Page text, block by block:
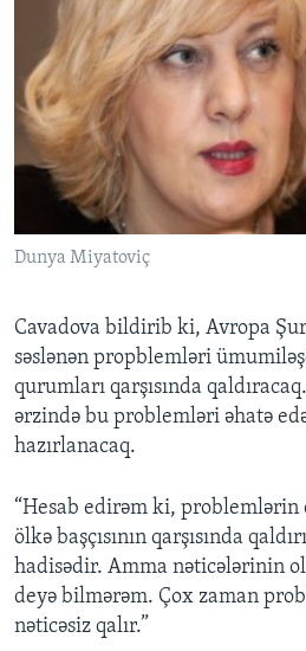
Dunya Miyatoviç
Cavadova bildirib ki, Avropa
səslənən propblemləri
qurumları qarşısında
ərzində bu problemləri əhatə
hazırlanacaq.
“Hesab edirəm ki, problemlərin
ölkə başçısının qarşısında
hadisədir. Amma nəticələrinin
deyə bilmərəm. Çox zaman
nəticəsiz qalır.”